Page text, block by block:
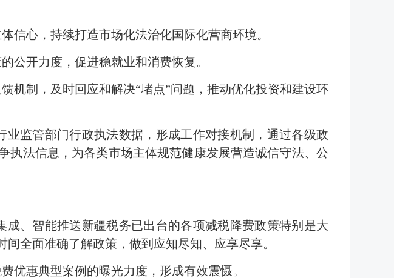
信心，持续打造市场化法治化国际化营商环境。
公开力度，促进稳就业和消费恢复。
机制，及时回应和解决“堵点”问题，推动优化投资和建设环
监管部门行政执法数据，形成工作对接机制，通过各级政
执法信息，为各类市场主体规范健康发展营造诚信守法、公
、智能推送新疆税务已出台的各项减税降费政策特别是大
全面准确了解政策，做到应知尽知、应享尽享。
优惠典型案例的曝光力度，形成有效震慑。